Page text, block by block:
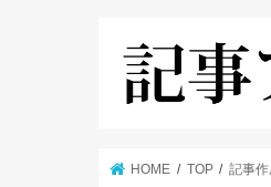
HOME TOP 記事作